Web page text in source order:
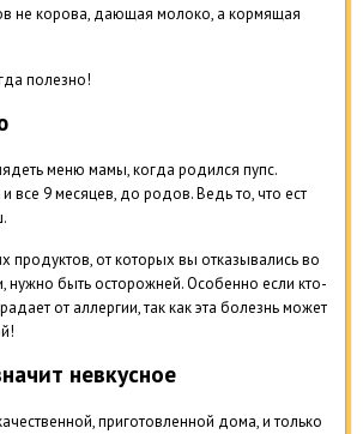
не корова, дающая молоко, а кормящая
полезно!
меню мамы, когда родился пупс.
и все 9 месяцев, до родов. Ведь то, что ест
продуктов, от которых вы отказывались во
нужно быть осторожней. Особенно если кто-
от аллергии, так как эта болезнь может
невкусное
приготовленной дома, и только